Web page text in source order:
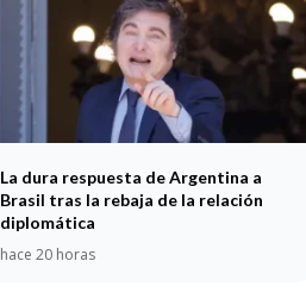
La dura respuesta de Argentina a
Brasil tras la rebaja de la relación
diplomática
hace 20 horas